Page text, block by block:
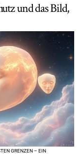
und das Bild,
GRENZEN – EIN